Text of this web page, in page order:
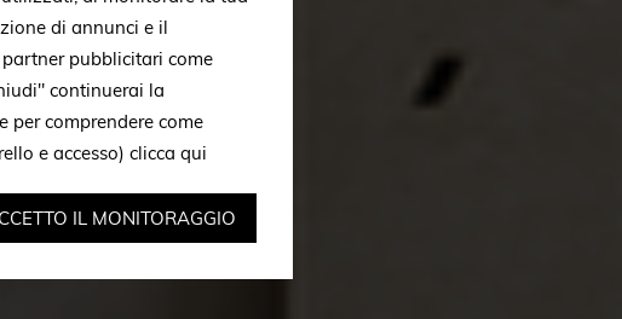
di annunci e il
pubblicitari come
continuerai la
comprendere come
e accesso) clicca qui
IL MONITORAGGIO